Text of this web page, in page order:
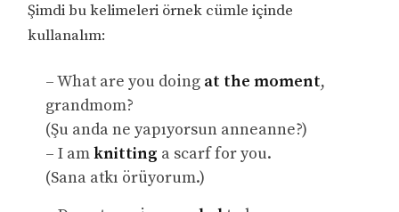
Şimdi bu kelimeleri örnek cümle içinde
kullanalım:
– What are you doing at the moment,
grandmom?
(Şu anda ne yapıyorsun anneanne?)
– I amknitting a scarf for you.
(Sana atkı örüyorum.)